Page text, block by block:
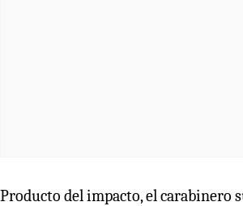
Producto del impacto, el carabinero